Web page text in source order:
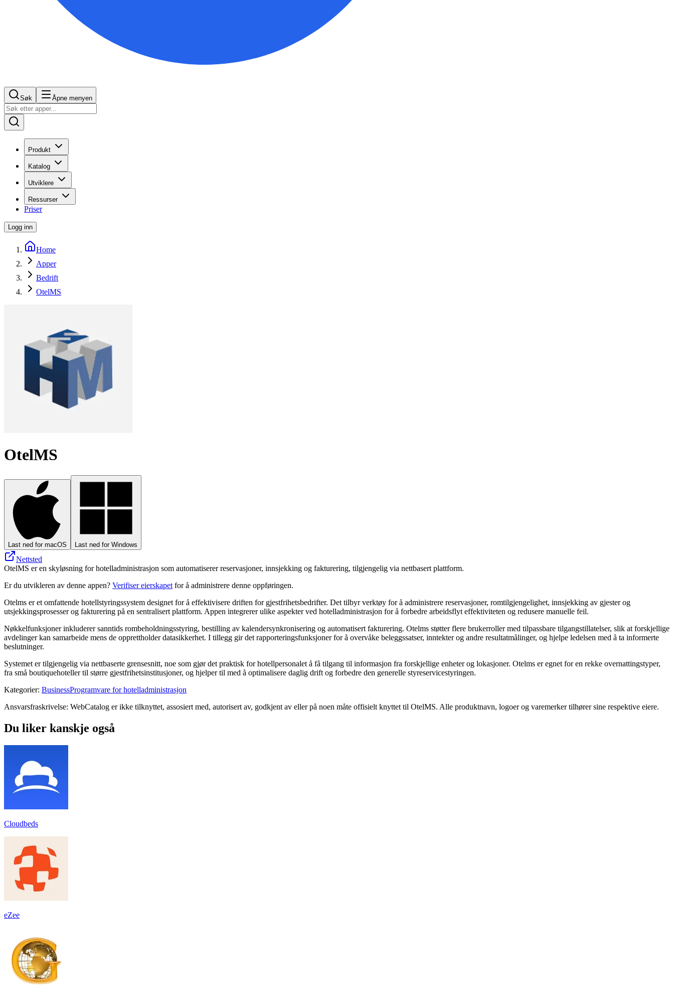
Søk Åpne menyen
Produkt
Katalog
Utviklere
Ressurser
Priser
Logg inn
Home
Apper
Bedrift
OtelMS
OtelMS
Last ned for macOS Last ned for Windows
Nettsted
OtelMS er en skyløsning for hotelladministrasjon som automatiserer reservasjoner, innsjekking og fakturering, tilgjengelig via nettbasert plattform.
Er du utvikleren av denne appen? Verifiser eierskapet for å administrere denne oppføringen.
Otelms er et omfattende hotellstyringssystem designet for å effektivisere driften for gjestfrihetsbedrifter. Det tilbyr verktøy for å administrere reservasjoner, romtilgjengelighet, innsjekking av gjester og
utsjekkingsprosesser og fakturering på en sentralisert plattform. Appen integrerer ulike aspekter ved hotelladministrasjon for å forbedre arbeidsflyt effektiviteten og redusere manuelle feil.
Nøkkelfunksjoner inkluderer sanntids rombeholdningsstyring, bestilling av kalendersynkronisering og automatisert fakturering. Otelms støtter flere brukerroller med tilpassbare tilgangstillatelser, slik at forskjellige
avdelinger kan samarbeide mens de opprettholder datasikkerhet. I tillegg gir det rapporteringsfunksjoner for å overvåke beleggssatser, inntekter og andre resultatmålinger, og hjelpe ledelsen med å ta informerte
beslutninger.
Systemet er tilgjengelig via nettbaserte grensesnitt, noe som gjør det praktisk for hotellpersonalet å få tilgang til informasjon fra forskjellige enheter og lokasjoner. Otelms er egnet for en rekke overnattingstyper,
fra små boutiquehoteller til større gjestfrihetsinstitusjoner, og hjelper til med å optimalisere daglig drift og forbedre den generelle styreservicestyringen.
Kategorier: BusinessProgramvare for hotelladministrasjon
Ansvarsfraskrivelse: WebCatalog er ikke tilknyttet, assosiert med, autorisert av, godkjent av eller på noen måte offisielt knyttet til OtelMS. Alle produktnavn, logoer og varemerker tilhører sine respektive eiere.
Du liker kanskje også
Cloudbeds
eZee